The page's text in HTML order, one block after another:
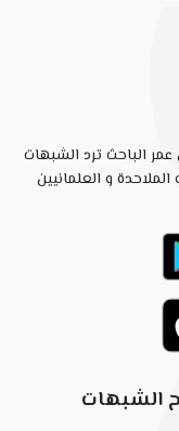
الباحث ترد الشبهات
و العلمانيين
الشبهات